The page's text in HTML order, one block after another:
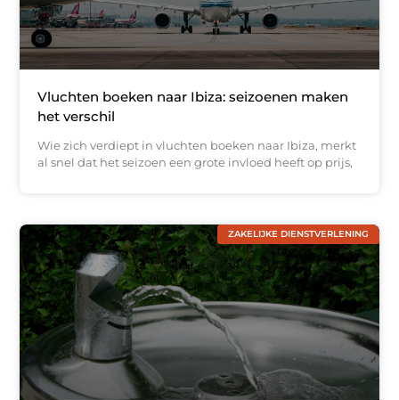
Vluchten boeken naar Ibiza: seizoenen maken
het verschil
Wie zich verdiept in vluchten boeken naar Ibiza, merkt
al snel dat het seizoen een grote invloed heeft op prijs,
ZAKELIJKE DIENSTVERLENING